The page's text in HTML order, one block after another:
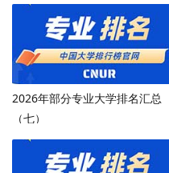
2026年部分专业大学排名汇总
（七）